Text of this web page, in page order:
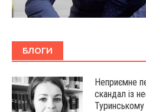
БЛОГИ
Неприємне
скандал із